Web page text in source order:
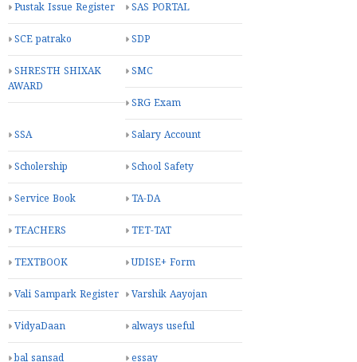
Pustak Issue Register SAS PORTAL
SCE patrako SDP
SHRESTH SHIXAK
AWARD
SMC
SRG Exam
SSA Salary Account
Scholership School Safety
Service Book TA-DA
TEACHERS TET-TAT
TEXTBOOK UDISE+ Form
Vali Sampark Register Varshik Aayojan
VidyaDaan always useful
bal sansad essay